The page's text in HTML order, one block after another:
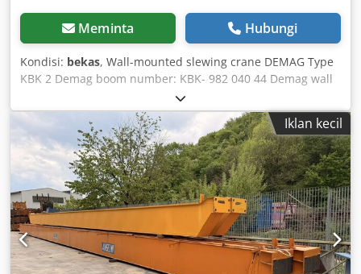
Meminta Hubungi
Kondisi: bekas, Wall-mounted slewing crane DEMAG Type
KBK 2 Demag boom number: KBK- 982 040 44 Demag wall
bracket number: 85104044 Year of manufacture: 2000 Load
capacity: 500 kg Jib outreach: 4000 mm Slewing range: 270°
Wall mounting plate: 1170 x 440 mm Height from
underside of jib to top of wall bracket: 1000 mm Flange
plate wall bracket to centre of pin: 270 mm Dcodpfx
Aqotqwrvjisk Total length from flange plate wall bracket to
jib tip: 4330 mm - Jib profile: C-section rail DEMAG KBK 2 -
Trolley for C-section rail DEMAG KBK 2 - Original yellow
paint Dead weight: 170 kg Very good condition Price
without chain hoist – chain hoists or cranes can also be
found in our shop.
Iklan kecil